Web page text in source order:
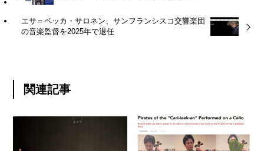
エサ＝ペッカ・サロネン、サンフランシスコ交響楽団
の音楽監督を2025年で退任
関連記事